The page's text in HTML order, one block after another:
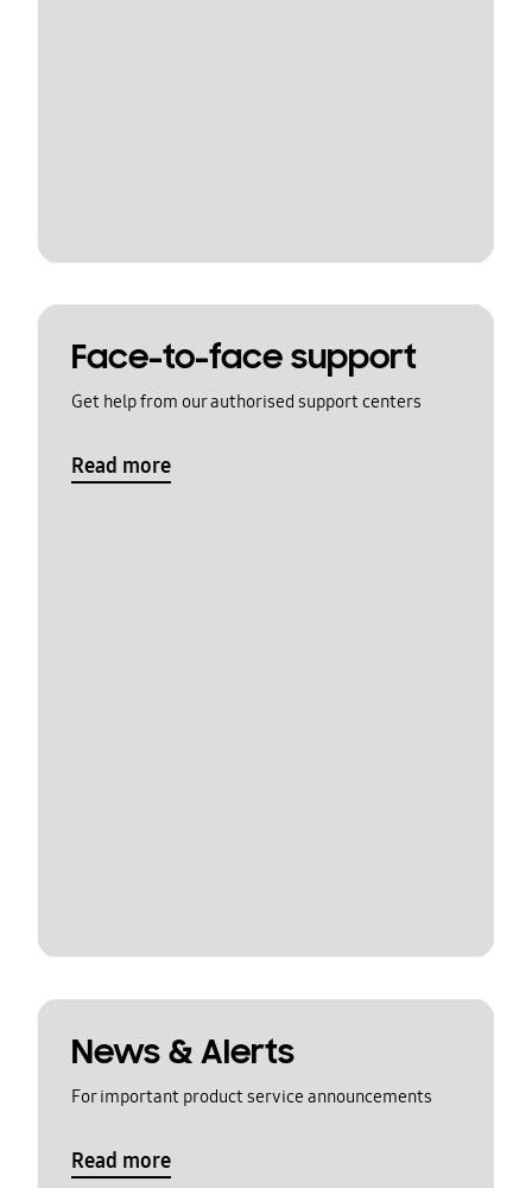
Face-to-face support
Get help from our authorised support centers
Read more
News & Alerts
For important product service announcements
Read more